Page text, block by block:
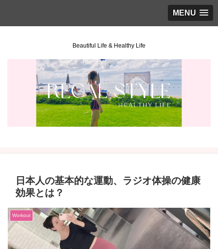
MENU
Beautiful Life & Healthy Life
日本人の基本的な運動、ラジオ体操の健康
効果とは？
Workout